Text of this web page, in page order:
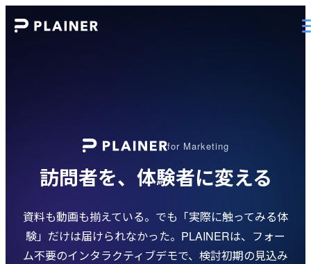
for Marketing
訪問者を、体験者に変える
資料も動画も揃えている。でも「実際に触ってみる体
験」だけは届けられなかった。PLAINERは、フォー
ム不要のインタラクティブデモで、検討初期の見込み